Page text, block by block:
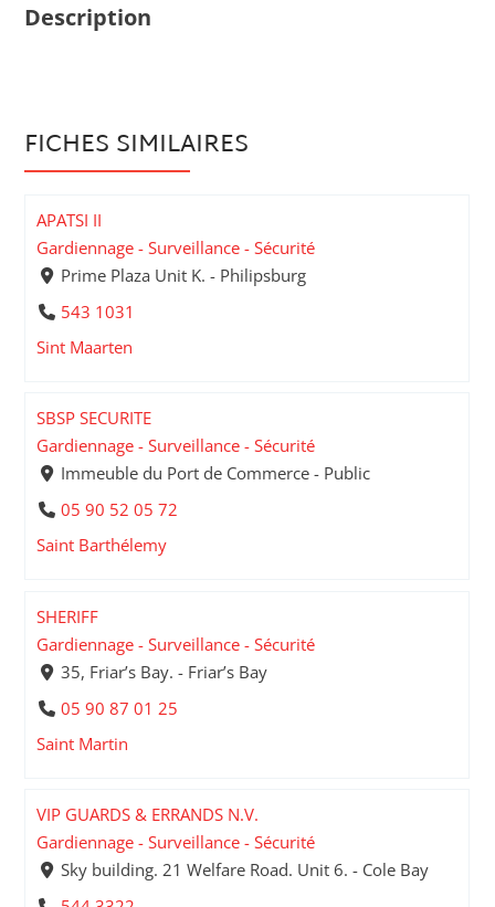
Description
FICHES SIMILAIRES
APATSI II
Gardiennage - Surveillance - Sécurité
Prime Plaza Unit K. - Philipsburg
543 1031
Sint Maarten
SBSP SECURITE
Gardiennage - Surveillance - Sécurité
Immeuble du Port de Commerce - Public
05 90 52 05 72
Saint Barthélemy
SHERIFF
Gardiennage - Surveillance - Sécurité
35, Friar’s Bay. - Friar’s Bay
05 90 87 01 25
Saint Martin
VIP GUARDS & ERRANDS N.V.
Gardiennage - Surveillance - Sécurité
Sky building. 21 Welfare Road. Unit 6. - Cole Bay